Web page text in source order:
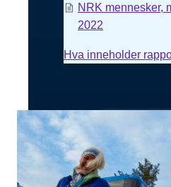
NRK mennesker,
2022
Hva inneholder